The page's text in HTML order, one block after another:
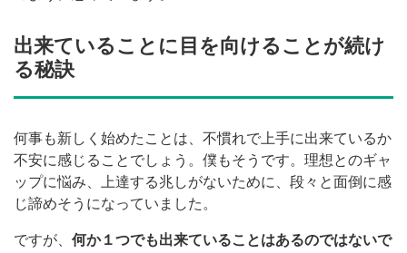
出来ていることに目を向けることが続け
る秘訣
何事も新しく始めたことは、不慣れで上手に出来ているか
不安に感じることでしょう。僕もそうです。理想とのギャ
ップに悩み、上達する兆しがないために、段々と面倒に感
じ諦めそうになっていました。
ですが、 何か１つでも出来ていることはあるのではないで